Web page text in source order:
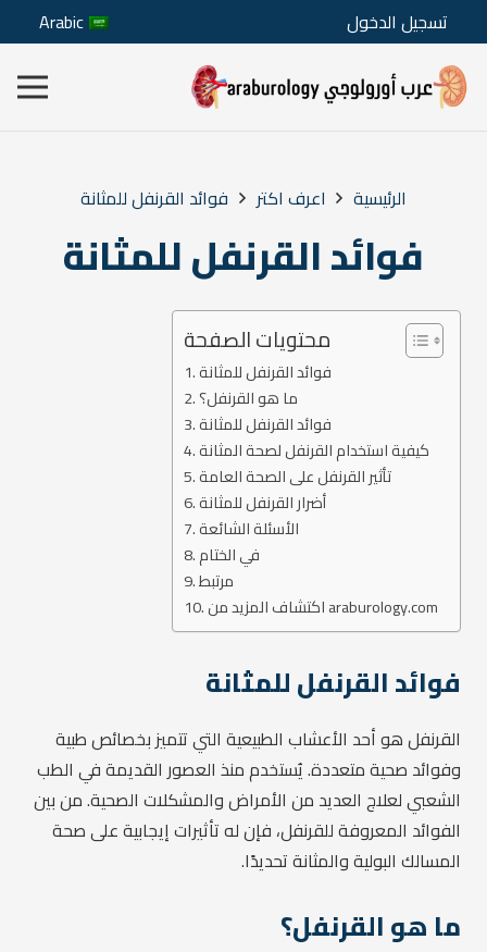
تسجيل الدخول Arabic
الرئيسية اعرف اكتر فوائد القرنفل للمثانة
فوائد القرنفل للمثانة
محتويات الصفحة
فوائد القرنفل للمثانة
ما هو القرنفل؟
فوائد القرنفل للمثانة
كيفية استخدام القرنفل لصحة المثانة
تأثير القرنفل على الصحة العامة
أضرار القرنفل للمثانة
الأسئلة الشائعة
في الختام
مرتبط
اكتشاف المزيد من araburology.com
فوائد القرنفل للمثانة
القرنفل هو أحد الأعشاب الطبيعية التي تتميز بخصائص طبية
وفوائد صحية متعددة. يُستخدم منذ العصور القديمة في الطب
الشعبي لعلاج العديد من الأمراض والمشكلات الصحية. من بين
الفوائد المعروفة للقرنفل، فإن له تأثيرات إيجابية على صحة
المسالك البولية والمثانة تحديدًا.
ما هو القرنفل؟